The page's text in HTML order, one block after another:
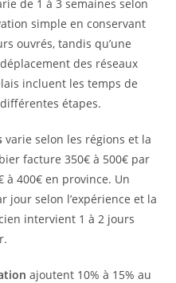
de 1 à 3 semaines selon
simple en conservant
ouvrés, tandis qu’une
des réseaux
incluent les temps de
étapes.
varie selon les régions et la
facture 350€ à 500€ par
à 400€ en province. Un
jour selon l’expérience et la
intervient 1 à 2 jours
ajoutent 10% à 15% au